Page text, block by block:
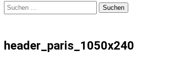
Suchen
nach:
header_paris_1050x240